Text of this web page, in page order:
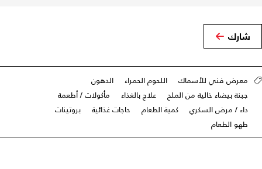
شارك
معرض فني للأسماك اللحوم الحمراء
الدهون
جبنة بيضاء خالية من الملح
علاج بالغذاء
مأكولات / أطعمة
داء / مرض السكري
كمية الطعام حاجات غذائية
بروتينات
طهو الطعام